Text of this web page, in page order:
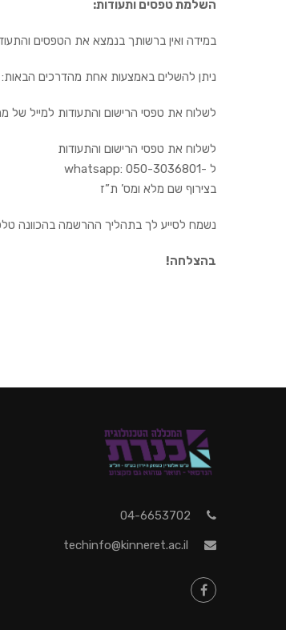
השלמת טפסים ותעודות:
במידה ואין ברשותך בנמצא את הטפסים
ניתן להשלים באמצעות אחת מהדרכים הבאות:
לשלוח את טפסי הרישום והתעודות למייל של
לשלוח את טפסי הרישום והתעודות
ל -whatsapp: 050-3036801
בצירוף שם מלא ומס’ ת”ז
נשמח לסייע לך בתהליך ההרשמה בהכוונה טלפונית
בהצלחה!
04-6653702
techinfo@kinneret.ac.il